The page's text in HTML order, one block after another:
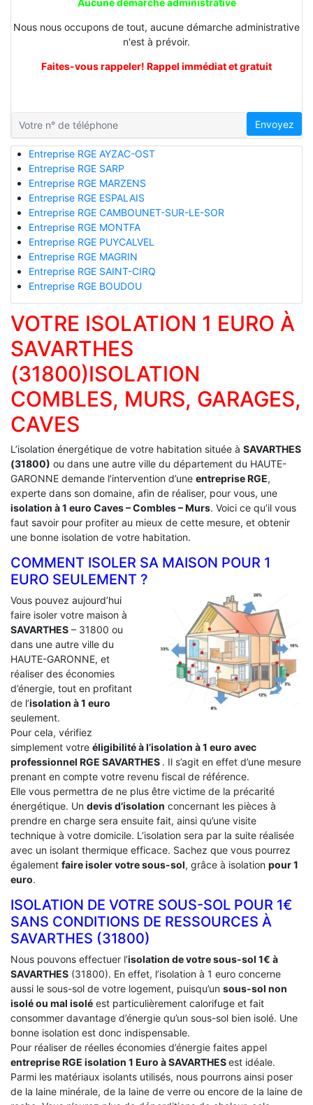
Nous nous occupons de tout, aucune démarche administrative
n'est à prévoir.
Faites-vous rappeler! Rappel immédiat et gratuit
Envoyez
Entreprise RGE AYZAC-OST
Entreprise RGE SARP
Entreprise RGE MARZENS
Entreprise RGE ESPALAIS
Entreprise RGE CAMBOUNET-SUR-LE-SOR
Entreprise RGE MONTFA
Entreprise RGE PUYCALVEL
Entreprise RGE MAGRIN
Entreprise RGE SAINT-CIRQ
Entreprise RGE BOUDOU
VOTRE ISOLATION 1 EURO À
SAVARTHES
(31800)ISOLATION
COMBLES, MURS, GARAGES,
CAVES
L’isolation énergétique de votre habitation située à SAVARTHES
(31800) ou dans une autre ville du département du HAUTE-
GARONNE demande l’intervention d’une entreprise RGE,
experte dans son domaine, afin de réaliser, pour vous, une
isolation à 1 euro Caves – Combles – Murs. Voici ce qu’il vous
faut savoir pour profiter au mieux de cette mesure, et obtenir
une bonne isolation de votre habitation.
COMMENT ISOLER SA MAISON POUR 1
EURO SEULEMENT ?
Vous pouvez aujourd’hui
faire isoler votre maison à
SAVARTHES – 31800 ou
dans une autre ville du
HAUTE-GARONNE, et
réaliser des économies
d’énergie, tout en profitant
de l’isolation à 1 euro
seulement.
Pour cela, vérifiez
simplement votre éligibilité à l’isolation à 1 euro avec
professionnel RGE SAVARTHES . Il s’agit en effet d’une mesure
prenant en compte votre revenu fiscal de référence.
Elle vous permettra de ne plus être victime de la précarité
énergétique. Un devis d’isolation concernant les pièces à
prendre en charge sera ensuite fait, ainsi qu’une visite
technique à votre domicile. L’isolation sera par la suite réalisée
avec un isolant thermique efficace. Sachez que vous pourrez
également faire isoler votre sous-sol, grâce à isolation pour 1
euro.
ISOLATION DE VOTRE SOUS-SOL POUR 1€
SANS CONDITIONS DE RESSOURCES À
‎SAVARTHES (31800)
Nous pouvons effectuer l’isolation de votre sous-sol 1€ à
SAVARTHES (31800). En effet, l’isolation à 1 euro concerne
aussi le sous-sol de votre logement, puisqu’un sous-sol non
isolé ou mal isolé est particulièrement calorifuge et fait
consommer davantage d’énergie qu’un sous-sol bien isolé. Une
bonne isolation est donc indispensable.
Pour réaliser de réelles économies d’énergie faites appel
entreprise RGE isolation 1 Euro à SAVARTHESest idéale.
Parmi les matériaux isolants utilisés, nous pourrons ainsi poser
de la laine minérale, de la laine de verre ou encore de la laine de